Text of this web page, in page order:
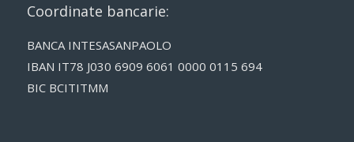
Coordinate bancarie:
BANCA INTESASANPAOLO
IBAN IT78 J030 6909 6061 0000 0115 694
BIC BCITITMM